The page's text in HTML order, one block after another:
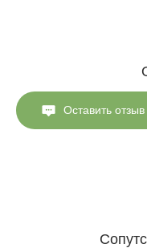
Оставить отзыв